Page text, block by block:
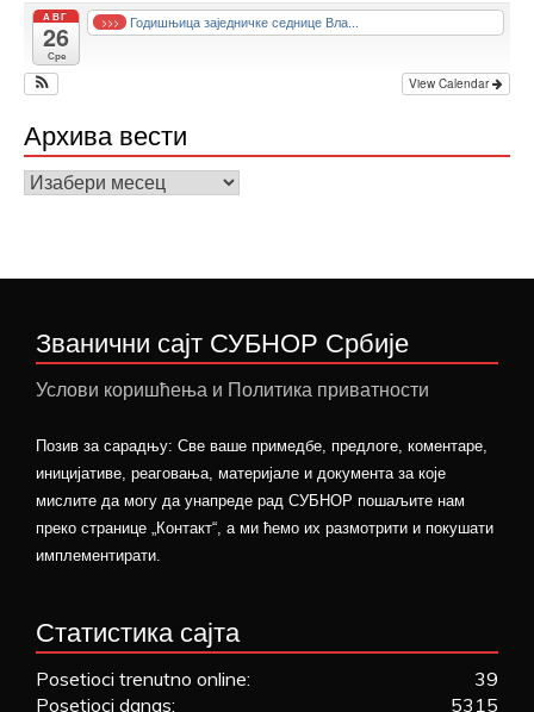
АВГ
26
Сре
>>> Годишњица заједничке седнице Вла...
View Calendar
Архива вести
Архива
Званични сајт СУБНОР Србије
Услови коришћења и Политика приватности
Позив за сарадњу: Све ваше примедбе, предлоге, коментаре,
иницијативе, реаговања, материјале и документа за које
мислите да могу да унапреде рад СУБНОР пошаљите нам
преко странице „Контакт“, а ми ћемо их размотрити и покушати
имплементирати.
Статистика сајта
39
Posetioci trenutno online:
5315
Posetioci danas: